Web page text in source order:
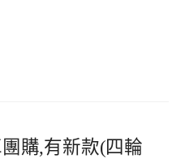
購,有新款(四輪